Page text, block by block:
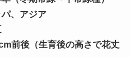
、アジア
前後（生育後の高さで花丈